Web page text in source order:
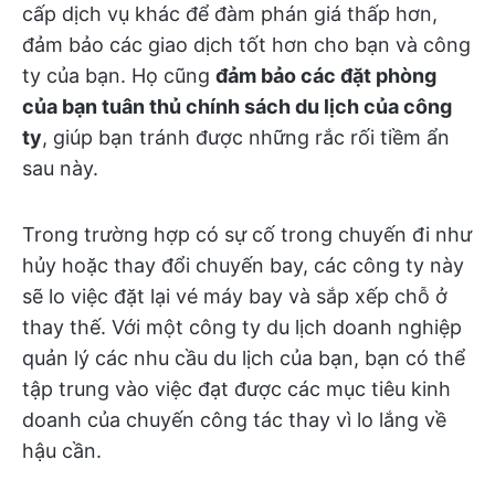
cấp dịch vụ khác để đàm phán giá thấp hơn,
đảm bảo các giao dịch tốt hơn cho bạn và công
ty của bạn. Họ cũng đảm bảo các đặt phòng
của bạn tuân thủ chính sách du lịch của công
ty, giúp bạn tránh được những rắc rối tiềm ẩn
sau này.
Trong trường hợp có sự cố trong chuyến đi như
hủy hoặc thay đổi chuyến bay, các công ty này
sẽ lo việc đặt lại vé máy bay và sắp xếp chỗ ở
thay thế. Với một công ty du lịch doanh nghiệp
quản lý các nhu cầu du lịch của bạn, bạn có thể
tập trung vào việc đạt được các mục tiêu kinh
doanh của chuyến công tác thay vì lo lắng về
hậu cần.